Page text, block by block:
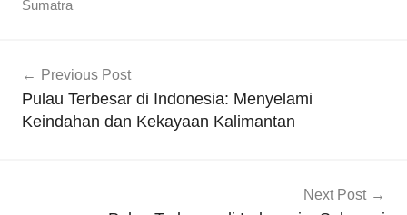
Sumatra
pos
Previous Post
Pulau Terbesar di Indonesia: Menyelami
Keindahan dan Kekayaan Kalimantan
Next Post